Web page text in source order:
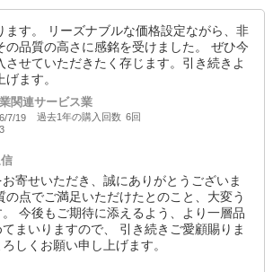
ます。 リーズナブルな価格設定ながら、非
の品質の高さに感銘を受けました。 ぜひ今
させていただきたく存じます。引き続きよ
ます。
関連サービス業
7/19 過去1年の購入回数 6回
寄せいただき、誠にありがとうございま
の点でご満足いただけたとのこと、大変う
今後もご期待に添えるよう、より一層品
まいりますので、 引き続きご愛顧賜りま
しくお願い申し上げます。